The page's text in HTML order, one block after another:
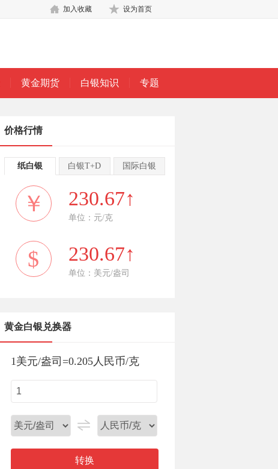
设为首页
加入收藏
黄金期货 白银知识 专题
价格行情
纸白银 白银T+D 国际白银
￥ 230.67↑
单位：元/克
$ 230.67↑
单位：美元/盎司
黄金白银兑换器
1美元/盎司 =0.205人民币/克
转换